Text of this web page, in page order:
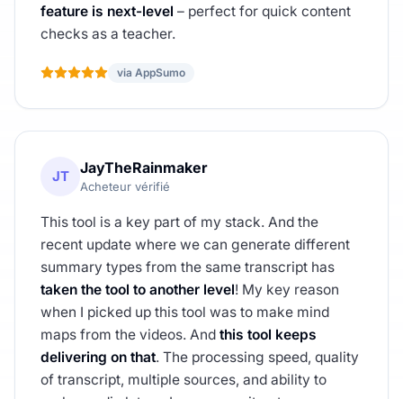
feature is next-level – perfect for quick content
checks as a teacher.
via AppSumo
JT JayTheRainmaker
Acheteur vérifié
This tool is a key part of my stack. And the
recent update where we can generate different
summary types from the same transcript has
taken the tool to another level! My key reason
when I picked up this tool was to make mind
maps from the videos. And this tool keeps
delivering on that. The processing speed, quality
of transcript, multiple sources, and ability to